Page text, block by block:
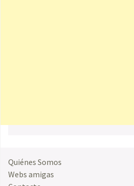
Quiénes Somos
Webs amigas